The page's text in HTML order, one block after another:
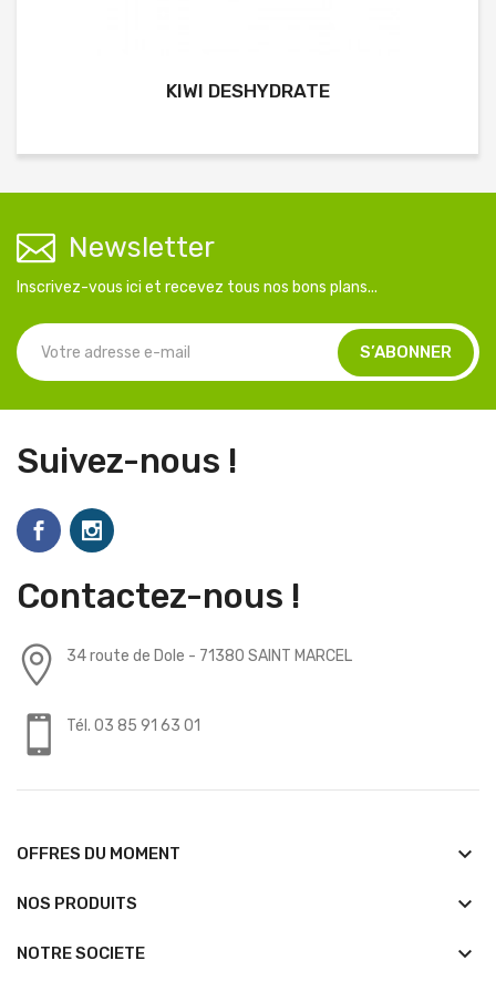
KIWI DESHYDRATE
Newsletter
Inscrivez-vous ici et recevez tous nos bons plans...
Suivez-nous !
Contactez-nous !
34 route de Dole - 71380 SAINT MARCEL
Tél. 03 85 91 63 01
OFFRES DU MOMENT keyboard_arrow_down
NOS PRODUITS keyboard_arrow_down
NOTRE SOCIETE keyboard_arrow_down